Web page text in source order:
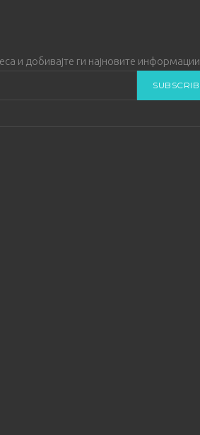
и добивајте ги најновите информации